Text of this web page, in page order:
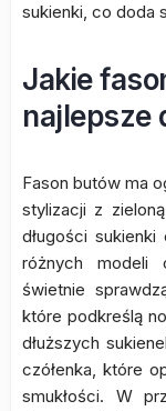
sukienki, co doda
Jakie
najlepsze
Fason butów ma
stylizacji z
długości
różnych modeli
świetnie
które podkreślą
dłuższych
czółenka, które
smukłości. W